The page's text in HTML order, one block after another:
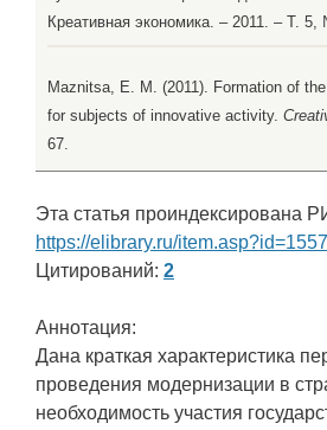
Креативная экономика. – 2011. – Т.
Maznitsa, E. M. (2011). Formation of
for subjects of innovative activity.
67.
Эта статья проиндексирована
https://elibrary.ru/
Цитирований: 2
Аннотация:
Дана краткая характеристика
проведения модернизации в
необходимость участия